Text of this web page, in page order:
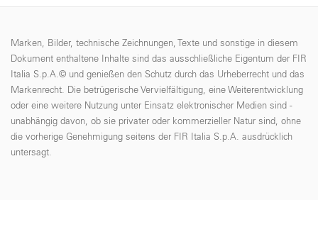
Marken, Bilder, technische Zeichnungen, Texte und sonstige in diesem
Dokument enthaltene Inhalte sind das ausschließliche Eigentum der FIR
Italia S.p.A.© und genießen den Schutz durch das Urheberrecht und das
Markenrecht. Die betrügerische Vervielfältigung, eine Weiterentwicklung
oder eine weitere Nutzung unter Einsatz elektronischer Medien sind -
unabhängig davon, ob sie privater oder kommerzieller Natur sind, ohne
die vorherige Genehmigung seitens der FIR Italia S.p.A. ausdrücklich
untersagt.